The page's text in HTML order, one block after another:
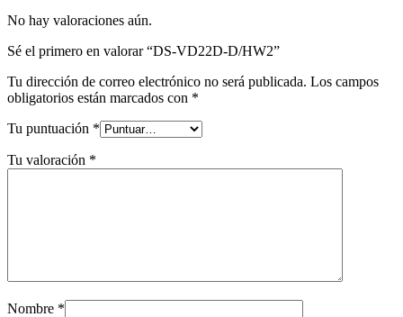
No hay valoraciones aún.
Sé el primero en valorar “DS-VD22D-D/HW2”
Tu dirección de correo electrónico no será publicada. Los campos
obligatorios están marcados con *
Tu puntuación *
Tu valoración *
Nombre *